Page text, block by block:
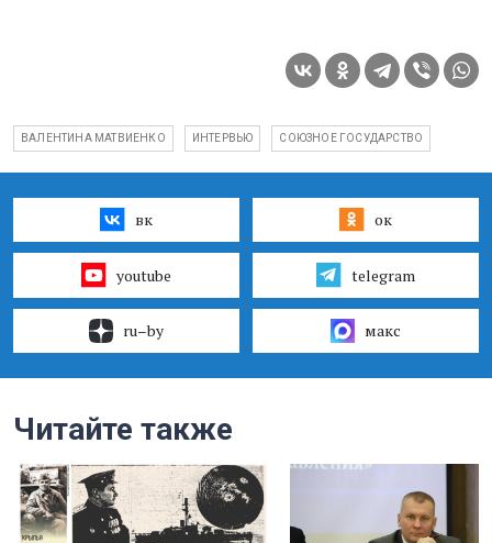
ВАЛЕНТИНА МАТВИЕНКО ИНТЕРВЬЮ СОЮЗНОЕ ГОСУДАРСТВО
вк ок
youtube telegram
ru–by макс
Читайте также